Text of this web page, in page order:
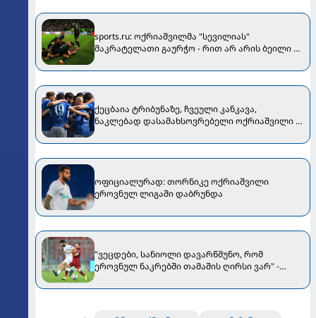
sports.ru: ოქრიაშვილმა "სევილიას"
მაკრატელათი გაურჭო - რით არ არის ბეილი ან
ქეცბაია ტრიბუნაზე, ჩვეული კანკავა,
ნაკლებად დასამახსოვრებელი ოქრიაშვილი -
ოფიციალურად: თორნიკე ოქრიაშვილი
ეროვნულ ლიგაში დაბრუნდა
"ვეცდები, სანიოლი დავარწმუნო, რომ
ეროვნულ ნაკრებში თამაშის ღირსი ვარ" -